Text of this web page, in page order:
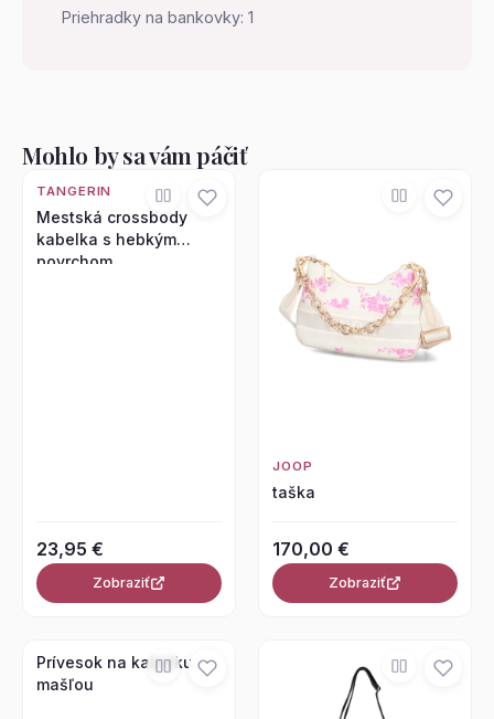
Priehradky na bankovky: 1
Mohlo by sa vám páčiť
TANGERIN
Mestská crossbody
kabelka s hebkým
povrchom
23,95 €
Zobraziť
JOOP
taška
170,00 €
Zobraziť
Prívesok na kabelku s
mašľou